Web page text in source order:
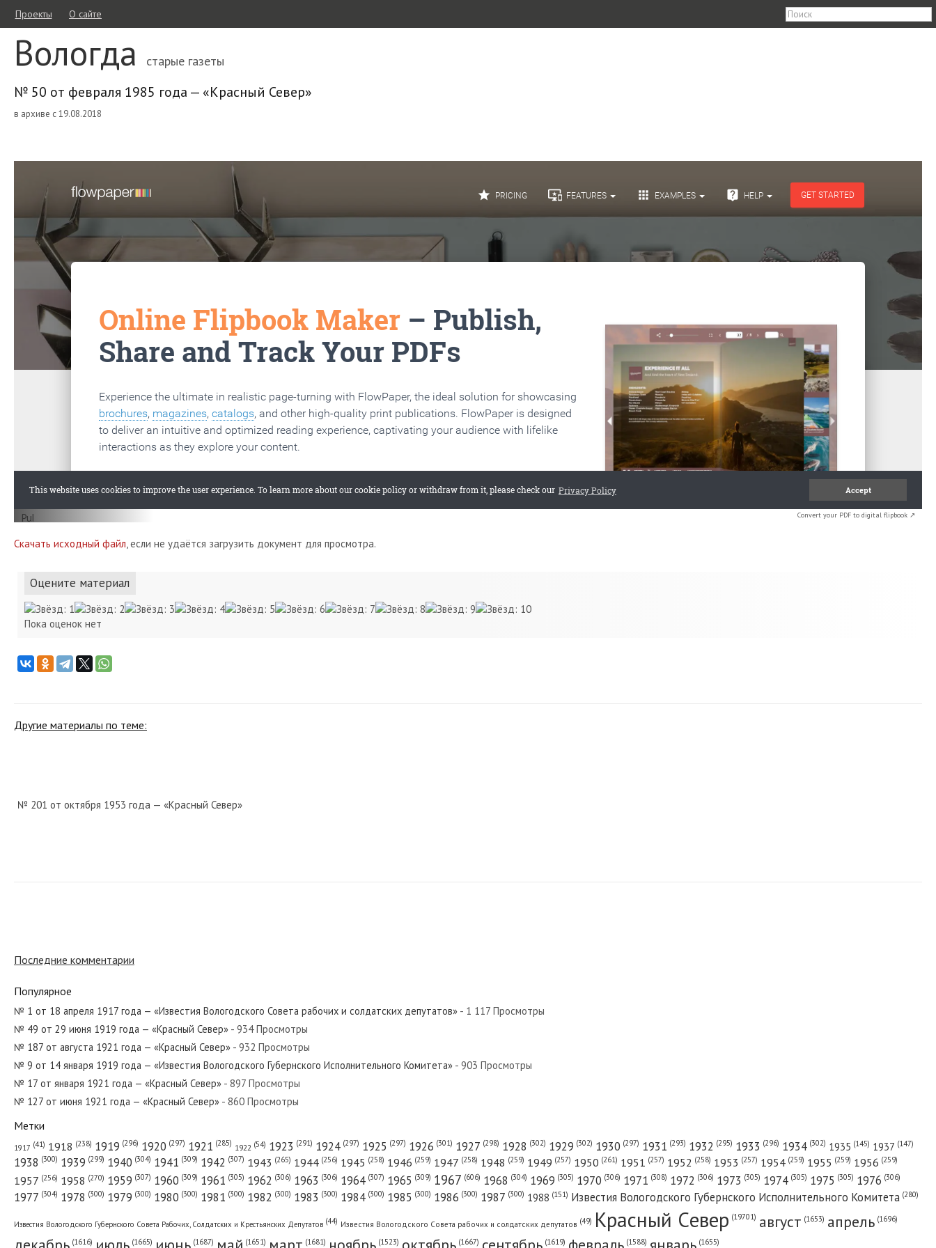
Проекты О сайте
Вологда старые газеты
№ 50 от февраля 1985 года — «Красный Север»
в архиве с 19.08.2018
Convert your PDF to digital flipbook ↗
Скачать исходный файл, если не удаётся загрузить документ для просмотра.
Оцените материал
Пока оценок нет
Другие материалы по теме:
№ 201 от октября 1953 года — «Красный Север»
№ 270 от декабря 1921 года — «Красный Север»
№ 199 от сентября 1923 года — «Красный Север»
№ 252 от ноября 1933 года — «Красный Север»
Последние комментарии
Популярное
№ 1 от 18 апреля 1917 года — «Известия Вологодского Совета рабочих и солдатских депутатов» - 1 117 Просмотры
№ 49 от 29 июня 1919 года — «Красный Север» - 934 Просмотры
№ 187 от августа 1921 года — «Красный Север» - 932 Просмотры
№ 9 от 14 января 1919 года — «Известия Вологодского Губернского Исполнительного Комитета» - 903 Просмотры
№ 17 от января 1921 года — «Красный Север» - 897 Просмотры
№ 127 от июня 1921 года — «Красный Север» - 860 Просмотры
Метки
1917 (41) 1918 (238) 1919 (296) 1920 (297) 1921 (285) 1922 (54) 1923 (291) 1924 (297) 1925 (297) 1926 (301) 1927 (298) 1928 (302) 1929 (302) 1930 (297) 1931 (293) 1932 (295) 1933 (296) 1934 (302) 1935 (145) 1937 (147)
1938 (300) 1939 (299) 1940 (304) 1941 (309) 1942 (307) 1943 (265) 1944 (256) 1945 (258) 1946 (259) 1947 (258) 1948 (259) 1949 (257) 1950 (261) 1951 (257) 1952 (258) 1953 (257) 1954 (259) 1955 (259) 1956 (259)
1957 (256) 1958 (270) 1959 (307) 1960 (309) 1961 (305) 1962 (306) 1963 (306) 1964 (307) 1965 (309) 1967 (606) 1968 (304) 1969 (305) 1970 (306) 1971 (308) 1972 (306) 1973 (305) 1974 (305) 1975 (305) 1976 (306)
1977 (304) 1978 (300) 1979 (300) 1980 (300) 1981 (300) 1982 (300) 1983 (300) 1984 (300) 1985 (300) 1986 (300) 1987 (300) 1988 (151) Известия Вологодского Губернского Исполнительного Комитета (280)
Известия Вологодского Губернского Совета Рабочих, Солдатских и Крестьянских Депутатов (44) Известия Вологодского Совета рабочих и солдатских депутатов (49) Красный Cевер (19701) август (1653) апрель (1696)
(1616) (1665) (1687) (1651) (1681) (1523) (1667) (1619) (1588) (1655)